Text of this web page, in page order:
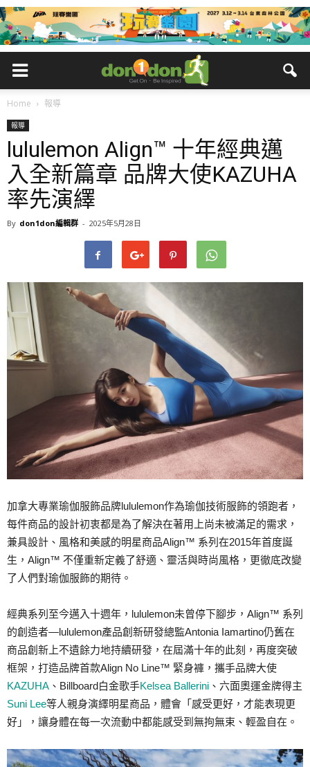
Home 報導
報導
lululemon Align™ 十年經典邁
入全新篇章 品牌大使KAZUHA
率先演繹
By don1don編輯群 - 2025年5月28日
加拿大專業瑜伽服飾品牌lululemon作為瑜伽技術服飾的領跑者，
每件商品的設計初衷都是為了解決在著用上尚未被滿足的需求，
兼具設計、風格和美感的明星商品Align™ 系列在2015年首度誕
生，Align™ 不僅重新定義了舒適、靈活與時尚風格，更徹底改變
了人們對瑜伽服飾的期待。
經典系列至今邁入十週年，lululemon未曾停下腳步，Align™ 系列
的創造者—lululemon產品創新研發總監Antonia Iamartino仍舊在
商品創新上不遺餘力地持續研發，在屆滿十年的此刻，再度突破
框架，打造品牌首款Align No Line™ 緊身褲，攜手品牌大使
KAZUHA 、Billboard白金歌手Kelsea Ballerini 、六面奧運金牌得主
Suni Lee等人親身演繹明星商品，體會「感受更好，才能表現更
好」，讓身體在每一次流動中都能感受到無拘無束、輕盈自在。